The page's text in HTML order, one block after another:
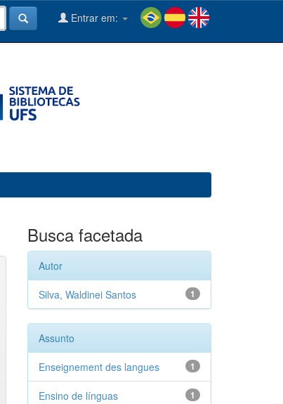
Entrar em:
Busca facetada
Autor
1
Silva, Waldinei Santos
Assunto
1
Enseignement des langues
1
Ensino de línguas